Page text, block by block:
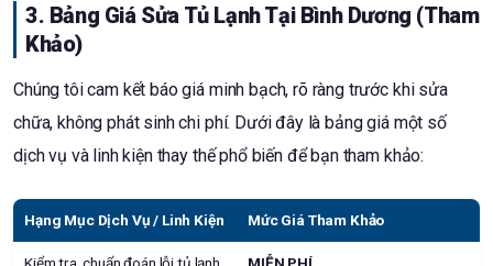
3. Bảng Giá Sửa Tủ Lạnh Tại Bình Dương (Tham
Khảo)
Chúng tôi cam kết báo giá minh bạch, rõ ràng trước khi sửa
chữa, không phát sinh chi phí. Dưới đây là bảng giá một số
dịch vụ và linh kiện thay thế phổ biến để bạn tham khảo:
Hạng Mục Dịch Vụ / Linh Kiện Mức Giá Tham Khảo